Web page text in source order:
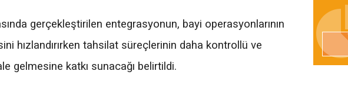
gerçekleştirilen entegrasyonun, bayi operasyonlarının
hızlandırırken tahsilat süreçlerinin daha kontrollü ve
gelmesine katkı sunacağı belirtildi.